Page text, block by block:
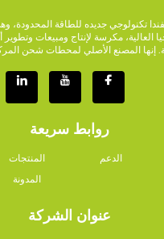
تكنولوجي جديده للطاقة
العالية، مكرسة لإنتاج ومبيعات
إنها المصنع الأصلي لمحطات شحن
روابط سريعة
المنتجات الدعم
المدونة
عنوان الشركة